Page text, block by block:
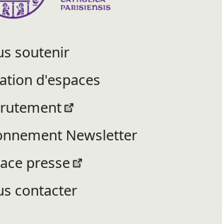
soutenir
d'espaces
Newsletter
presse
contacter